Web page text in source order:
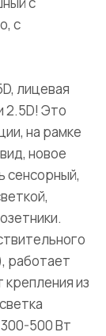
с
лицевая
2.5D! Это
на рамке
новое
сенсорный,
работает
крепления из
500 Вт